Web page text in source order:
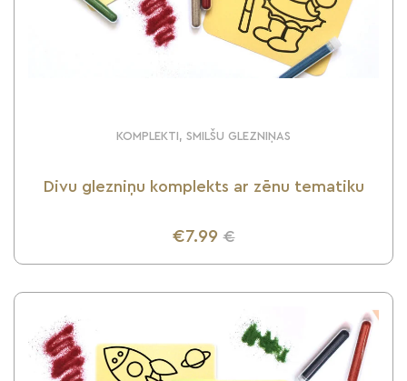
KOMPLEKTI, SMILŠU GLEZNIŅAS
Divu glezniņu komplekts ar zēnu tematiku
€7.99 €
UZZINI VAIRĀK